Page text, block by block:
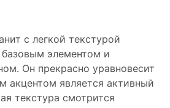
с легкой текстурой
базовым элементом и
Он прекрасно уравновесит
акцентом является активный
текстура смотрится